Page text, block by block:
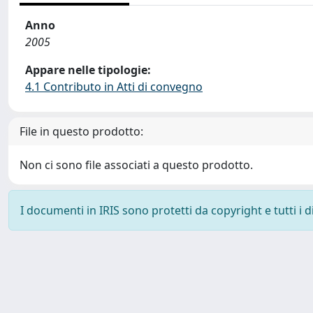
Anno
2005
Appare nelle tipologie:
4.1 Contributo in Atti di convegno
File in questo prodotto:
Non ci sono file associati a questo prodotto.
I documenti in IRIS sono protetti da copyright e tutti i